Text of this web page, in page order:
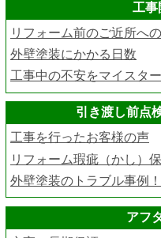
工事
リフォーム前のご近所へ
外壁塗装にかかる日数
工事中の不安をマイスタ
引き渡し前点
工事を行ったお客様の声
リフォーム瑕疵（かし）
外壁塗装のトラブル事例
アフ